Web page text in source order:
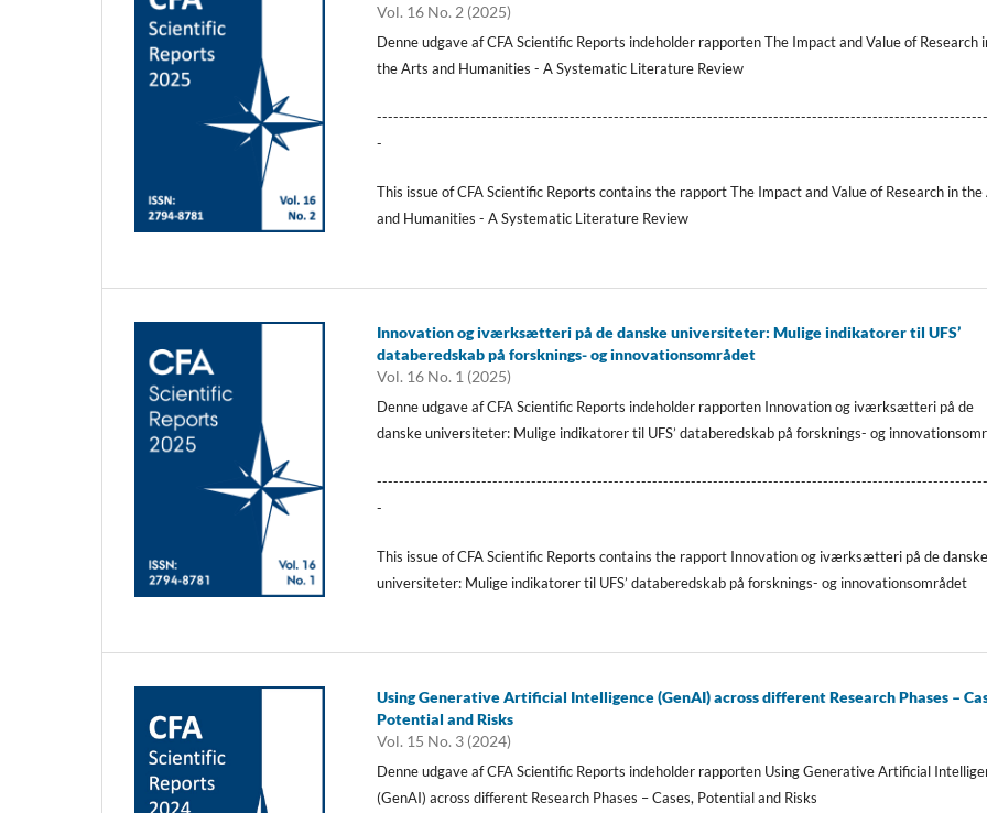
Vol. 16 No. 2 (2025)
Denne udgave af CFA Scientific Reports indeholder rapporten The Impact and Value of Research
the Arts and Humanities - A Systematic Literature Review
-
This issue of CFA Scientific Reports contains the rapport The Impact and Value of Research in the
and Humanities - A Systematic Literature Review
Innovation og iværksætteri på de danske universiteter: Mulige indikatorer til UFS’
databeredskab på forsknings- og innovationsområdet
Vol. 16 No. 1 (2025)
Denne udgave af CFA Scientific Reports indeholder rapporten Innovation og iværksætteri på de
danske universiteter: Mulige indikatorer til UFS’ databeredskab på forsknings- og
-
This issue of CFA Scientific Reports contains the rapport Innovation og iværksætteri på de danske
universiteter: Mulige indikatorer til UFS’ databeredskab på forsknings- og innovationsområdet
Using Generative Artificial Intelligence (GenAI) across different Research Phases –
Potential and Risks
Vol. 15 No. 3 (2024)
Denne udgave af CFA Scientific Reports indeholder rapporten Using Generative Artificial
(GenAI) across different Research Phases – Cases, Potential and Risks